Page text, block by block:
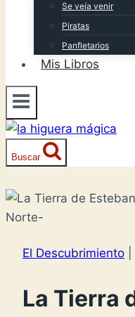
Se veía venir
Piratas
Panfletarios
Mis Libros
Buscar
El Descubrimiento
La Tierra